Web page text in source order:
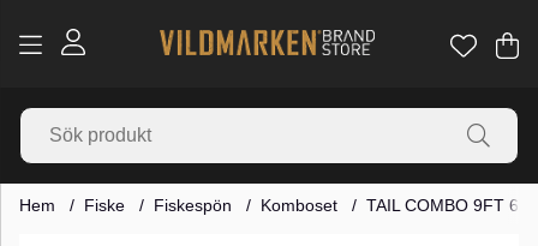
.
Hem Fiske Fiskespön Komboset TAIL COMBO 9FT